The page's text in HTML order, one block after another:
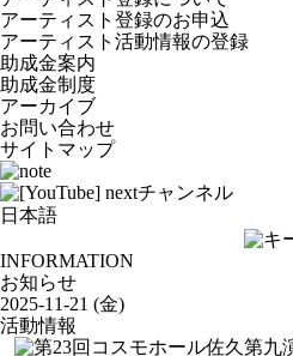
アーティスト登録のお申込
アーティスト活動情報の登録
助成金案内
助成金制度
アーカイブ
お問い合わせ
サイトマップ
INFORMATION
お知らせ
2025-11-21 (金)
活動情報